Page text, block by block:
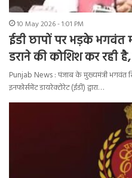
10 May 2026 - 1:01 PM
ईडी छापों पर भड़के भगवंत
डराने की कोशिश कर रही
Punjab News : पंजाब के मुख्यमंत्री भगवंत
इनफोर्समेंट डायरेक्टोरेट (ईडी) द्वारा…